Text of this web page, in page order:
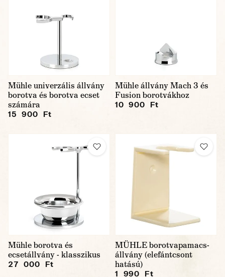
Mühle univerzális állvány
borotva és borotva ecset
számára
15 900 Ft
Mühle állvány Mach 3 és
Fusion borotvákhoz
10 900 Ft
Mühle borotva és
ecsetállvány - klasszikus
27 000 Ft
MÜHLE borotvapamacs-
állvány (elefántcsont
hatású)
1 990 Ft